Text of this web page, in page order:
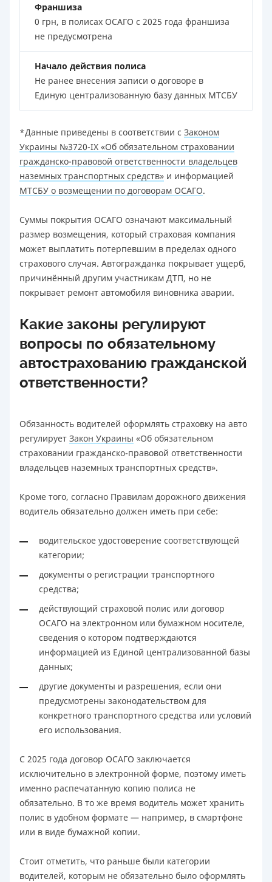
Франшиза
0 грн, в полисах ОСАГО с 2025 года франшиза
не предусмотрена
Начало действия полиса
Не ранее внесения записи о договоре в
Единую централизованную базу данных МТСБУ
*Данные приведены в соответствии с Законом
Украины №3720-IX «Об обязательном страховании
гражданско-правовой ответственности владельцев
наземных транспортных средств» и информацией
МТСБУ о возмещении по договорам ОСАГО.
Суммы покрытия ОСАГО означают максимальный
размер возмещения, который страховая компания
может выплатить потерпевшим в пределах одного
страхового случая. Автогражданка покрывает ущерб,
причинённый другим участникам ДТП, но не
покрывает ремонт автомобиля виновника аварии.
Какие законы регулируют
вопросы по обязательному
автострахованию гражданской
ответственности?
Обязанность водителей оформлять страховку на авто
регулирует Закон Украины «Об обязательном
страховании гражданско-правовой ответственности
владельцев наземных транспортных средств».
Кроме того, согласно Правилам дорожного движения
водитель обязательно должен иметь при себе:
водительское удостоверение соответствующей
категории;
документы о регистрации транспортного
средства;
действующий страховой полис или договор
ОСАГО на электронном или бумажном носителе,
сведения о котором подтверждаются
информацией из Единой централизованной базы
данных;
другие документы и разрешения, если они
предусмотрены законодательством для
конкретного транспортного средства или условий
его использования.
С 2025 года договор ОСАГО заключается
исключительно в электронной форме, поэтому иметь
именно распечатанную копию полиса не
обязательно. В то же время водитель может хранить
полис в удобном формате — например, в смартфоне
или в виде бумажной копии.
Стоит отметить, что раньше были категории
водителей, которым не обязательно было оформлять